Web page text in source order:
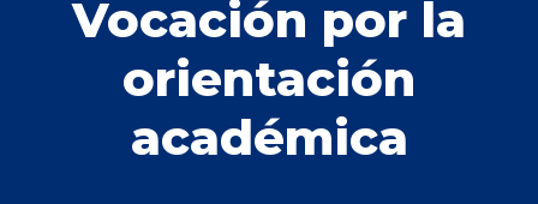
Vocación por la
orientación
académica